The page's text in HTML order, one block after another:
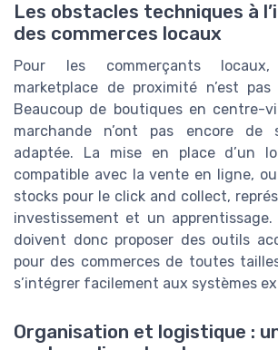
Les obstacles techniques à
des commerces locaux
Pour les commerçants
marketplace de proximité n’est
Beaucoup de boutiques en centre-
marchande n’ont pas encore de
adaptée. La mise en place d’un
compatible avec la vente en ligne,
stocks pour le click and collect,
investissement et un
doivent donc proposer des outils
pour des commerces de toutes
s’intégrer facilement aux systèmes
Organisation et logistique :